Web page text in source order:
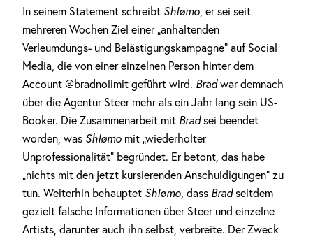
In seinem Statement schreibt Shlømo, er sei seit
mehreren Wochen Ziel einer „anhaltenden
Verleumdungs- und Belästigungskampagne“ auf Social
Media, die von einer einzelnen Person hinter dem
Account @bradnolimit geführt wird. Bradwar demnach
über die Agentur Steer mehr als ein Jahr lang sein US-
Booker. Die Zusammenarbeit mit Bradsei beendet
worden, was Shlømo mit „wiederholter
Unprofessionalität“ begründet. Er betont, das habe
„nichts mit den jetzt kursierenden Anschuldigungen“ zu
tun. Weiterhin behauptet Shlømo, dass Bradseitdem
gezielt falsche Informationen über Steer und einzelne
Artists, darunter auch ihn selbst, verbreite. Der Zweck